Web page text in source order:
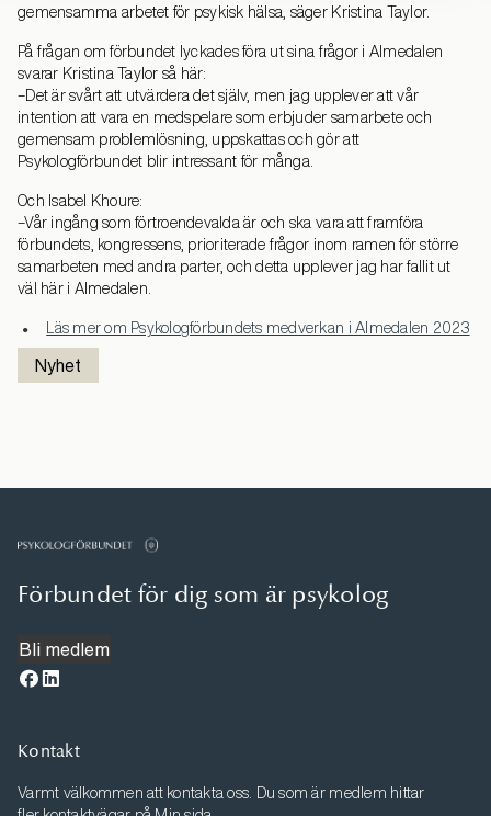
gemensamma arbetet för psykisk hälsa, säger Kristina Taylor.
På frågan om förbundet lyckades föra ut sina frågor i Almedalen
svarar Kristina Taylor så här:
–Det är svårt att utvärdera det själv, men jag upplever att vår
intention att vara en medspelare som erbjuder samarbete och
gemensam problemlösning, uppskattas och gör att
Psykologförbundet blir intressant för många.
Och Isabel Khoure:
–Vår ingång som förtroendevalda är och ska vara att framföra
förbundets, kongressens, prioriterade frågor inom ramen för större
samarbeten med andra parter, och detta upplever jag har fallit ut
väl här i Almedalen.
Läs mer om Psykologförbundets medverkan i Almedalen 2023
Nyhet
Förbundet för dig som är psykolog
Bli medlem
Kontakt
Varmt välkommen att kontakta oss. Du som är medlem hittar